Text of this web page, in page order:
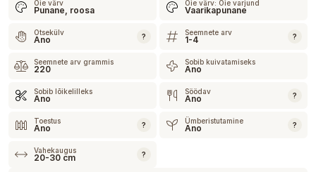
Õie värv
Punane, roosa
Õie värv: Õie varjund
Vaarikapunane
Otsekülv
Ano ? Seemnete arv
1-4 ?
Seemnete arv grammis
220
Sobib kuivatamiseks
Ano
Sobib lõikelilleks
Ano
Söödav
Ano ?
Toestus
Ano ? Ümberistutamine
Ano ?
Vahekaugus
20-30 cm ?